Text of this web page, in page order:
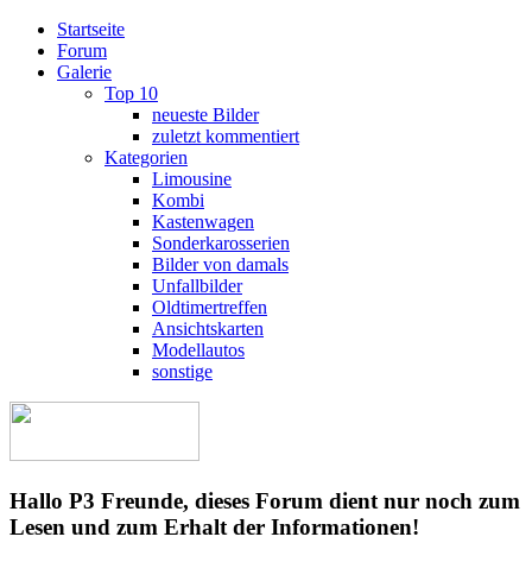
Startseite
Forum
Galerie
Top 10
neueste Bilder
zuletzt kommentiert
Kategorien
Limousine
Kombi
Kastenwagen
Sonderkarosserien
Bilder von damals
Unfallbilder
Oldtimertreffen
Ansichtskarten
Modellautos
sonstige
Hallo P3 Freunde, dieses Forum dient nur noch zum
Lesen und zum Erhalt der Informationen!